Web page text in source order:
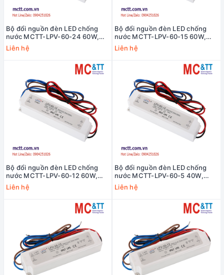
Bộ đổi nguồn đèn LED chống
nước MCTT-LPV-60-24 60W,
24VDC, 2.5A
Liên hệ
Bộ đổi nguồn đèn LED chống
nước MCTT-LPV-60-15 60W,
15VDC, 4A
Liên hệ
Bộ đổi nguồn đèn LED chống
nước MCTT-LPV-60-12 60W,
12VDC, 5A
Liên hệ
Bộ đổi nguồn đèn LED chống
nước MCTT-LPV-60-5 40W,
5VDC, 8A
Liên hệ